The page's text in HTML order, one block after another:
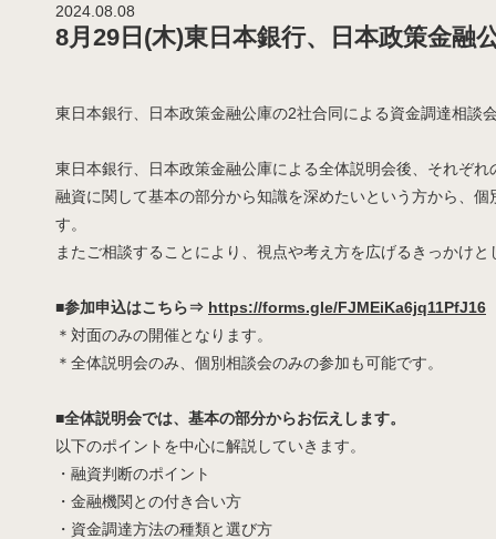
2024.08.08
8月29日(木)東日本銀行、日本政策金融
東日本銀行、日本政策金融公庫の2社合同による資金調達相談
東日本銀行、日本政策金融公庫による全体説明会後、それぞ
融資に関して基本の部分から知識を深めたいという方から、
す。
またご相談することにより、視点や考え方を広げるきっかけ
■参加申込はこちら⇒ https://forms.gle/FJMEiKa6jq11PfJ16
＊対面のみの開催となります。
＊全体説明会のみ、個別相談会のみの参加も可能です。
■全体説明会では、基本の部分からお伝えします。
以下のポイントを中心に解説していきます。
・融資判断のポイント
・金融機関との付き合い方
・資金調達方法の種類と選び方